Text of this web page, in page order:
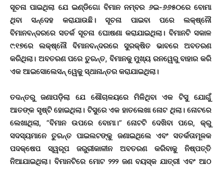
ସୂଚନା ପାଇଥିଲା ଯେ ଇଣ୍ଡିଗୋ ବିମାନ ନମ୍ବର ୬ଇ-୬୬୫୦ରେ ବୋମା
ଥିବା ସନ୍ଦେହ କରାଯାଉଛି। ସୂଚନା ପାଇବା ପରେ ଲକ୍ଷ୍ନୌ
ବିମାନବନ୍ଦରରେ ସତର୍କ ସୂଚନା ଘୋଷଣା କରାଯାଇଥିଲା। ବିମାନଟି ସକାଳ
୯:୧୭ରେ ଲକ୍ଷ୍ନୌ ବିମାନବନ୍ଦରରେ ସୁରକ୍ଷିତ ଭାବରେ ଅବତରଣ
କରିଥିଲା। ଅବତରଣ ପରେ ତୁରନ୍ତ, ବିମାନକୁ ମୁଖ୍ୟ ରନୱେରୁ ବାହାର କରି
ଏକ ଆଇସୋଲେସନ୍ ୱେକୁ ସ୍ଥାନାନ୍ତର କରାଯାଇଥିଲା।
ତଦନ୍ତରୁ ଜଣାପଡ଼ିଲା ଯେ ଶୌଚାଳୟରେ ମିଳିଥିବା ଏକ ଟିସୁ ଯୋଗୁଁ
ଆତଙ୍କ ସୃଷ୍ଟି ହୋଇଥିଲା। ଟିସୁରେ ଏକ ହାତଲେଖା ନୋଟ ଥିଲା। ନୋଟରେ
ଲେଖାଥିଲା, “ବିମାନ ଉପରେ ବୋମା।” ନୋଟଟି ଦେଖିବା ପରେ, କ୍ରୁ
ସଦସ୍ୟମାନେ ତୁରନ୍ତ ପାଇଲଟଙ୍କୁ ଜଣାଇଥିଲେ ଏବଂ ସତର୍କତାମୂଳକ
ପଦକ୍ଷେପ ସ୍ୱରୂପ ଜରୁରୀକାଳୀନ ଅବତରଣ କରିବାକୁ ନିଷ୍ପତ୍ତି
ନିଆଯାଇଥିଲା। ବିମାନଟିରେ ମୋଟ ୨୨୨ ଜଣ ବୟସ୍କ ଯାତ୍ରୀ ଏବଂ ଆଠ